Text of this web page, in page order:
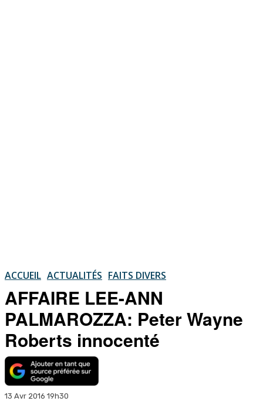
ACCUEIL ACTUALITÉS FAITS DIVERS
AFFAIRE LEE-ANN
PALMAROZZA: Peter Wayne
Roberts innocenté
13 Avr 2016 19h30